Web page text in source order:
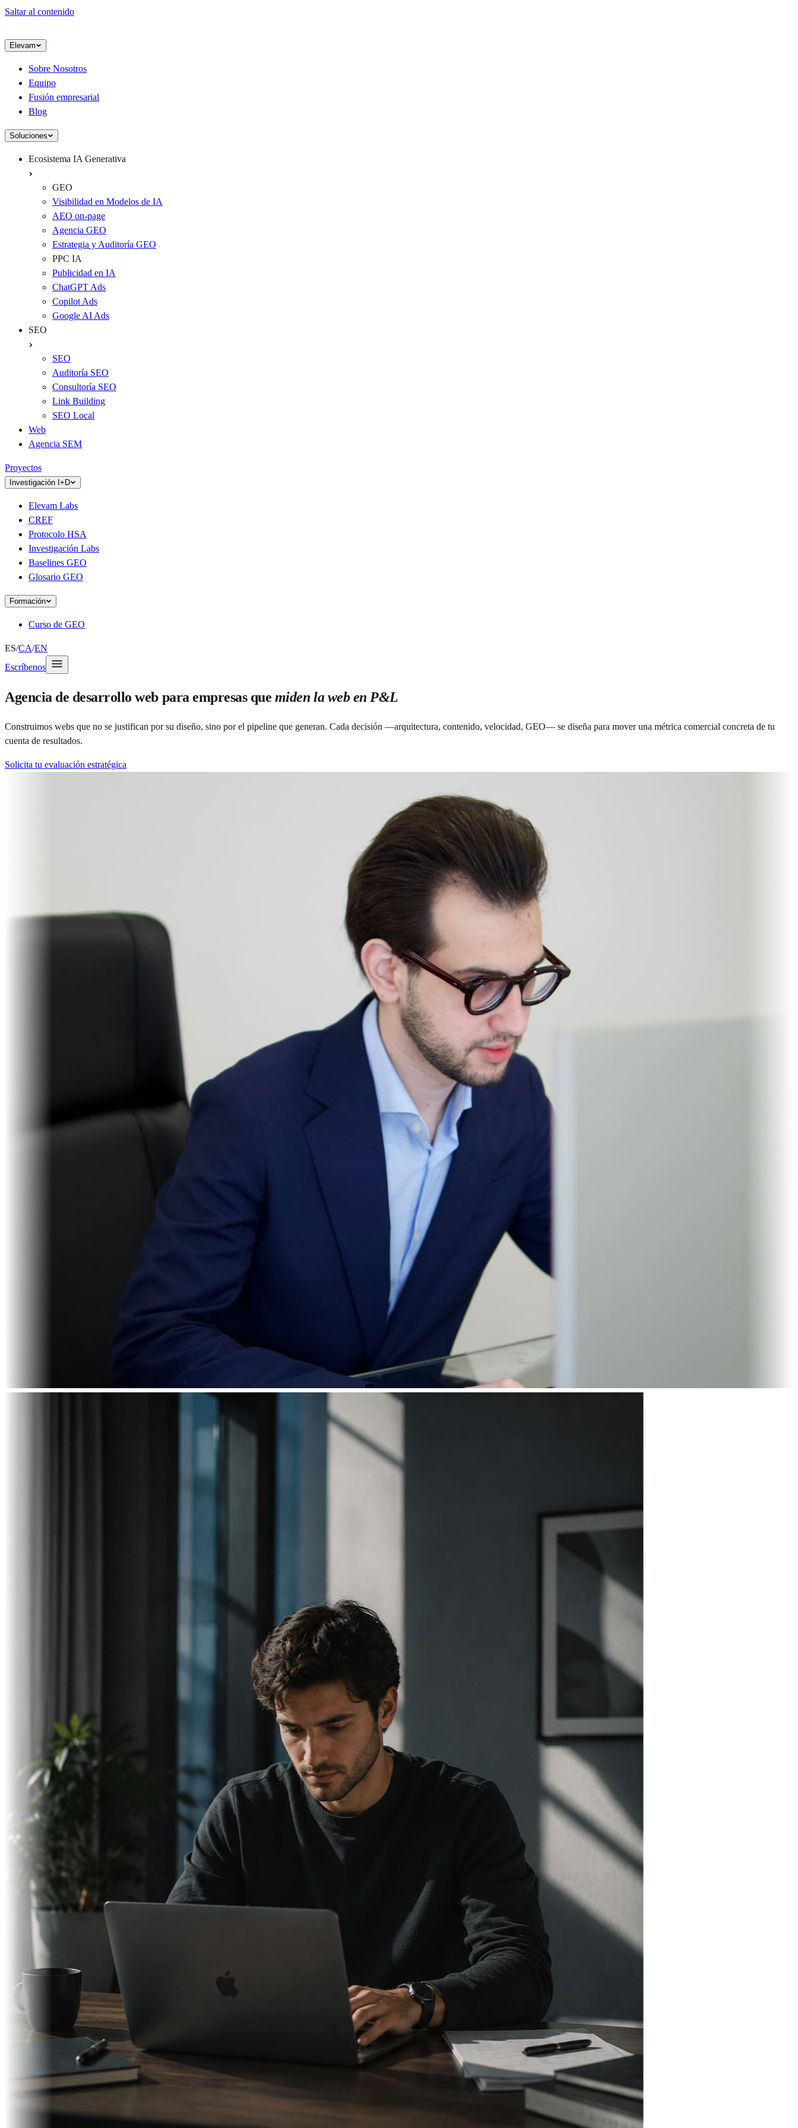
Saltar al contenido
Elevam
Sobre Nosotros
Equipo
Fusión empresarial
Blog
Soluciones
Ecosistema IA Generativa
GEO
Visibilidad en Modelos de IA
AEO on-page
Agencia GEO
Estrategia y Auditoría GEO
PPC IA
Publicidad en IA
ChatGPT Ads
Copilot Ads
Google AI Ads
SEO
SEO
Auditoría SEO
Consultoría SEO
Link Building
SEO Local
Web
Agencia SEM
Proyectos
Investigación I+D
Elevam Labs
CREF
Protocolo HSA
Investigación Labs
Baselines GEO
Glosario GEO
Formación
Curso de GEO
ES/CA/EN
Escríbenos
Agencia de desarrollo web para empresas que miden la web en P&L
Construimos webs que no se justifican por su diseño, sino por el pipeline que generan. Cada decisión —arquitectura, contenido, velocidad, GEO— se diseña para mover una métrica comercial concreta de tu
cuenta de resultados.
Solicita tu evaluación estratégica